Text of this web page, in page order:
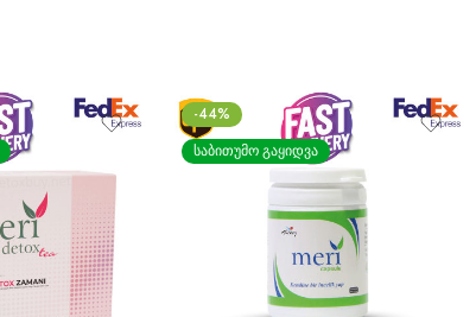
-61%
ᲡᲐᲑᲘᲗᲣᲛᲝ ᲒᲐᲧᲘᲓᲕᲐ